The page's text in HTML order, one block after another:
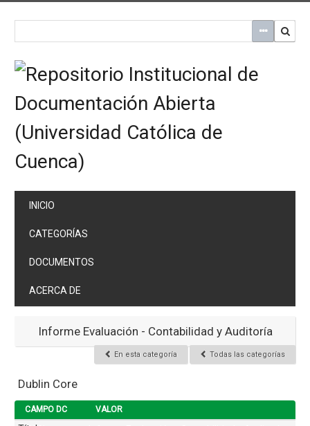
INICIO
CATEGORÍAS
DOCUMENTOS
ACERCA DE
Informe Evaluación - Contabilidad y Auditoría
En esta categoría Todas las categorías
Dublin Core
CAMPO DC VALOR